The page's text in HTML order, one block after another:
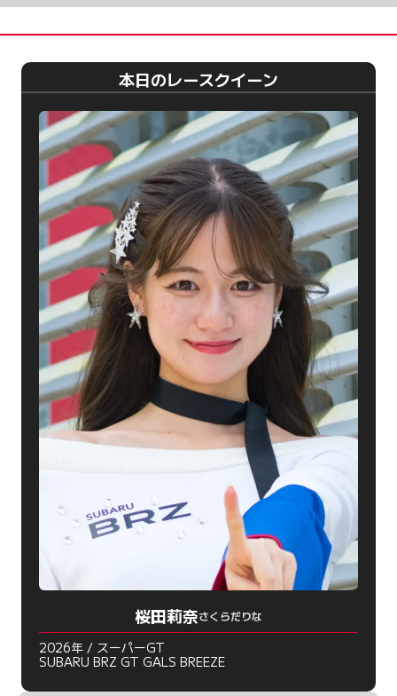
の
ペ
ー
ジ
送
り
本日のレースクイーン
桜田莉奈さくらだりな
2026年 / スーパーGT
SUBARU BRZ GT GALS BREEZE